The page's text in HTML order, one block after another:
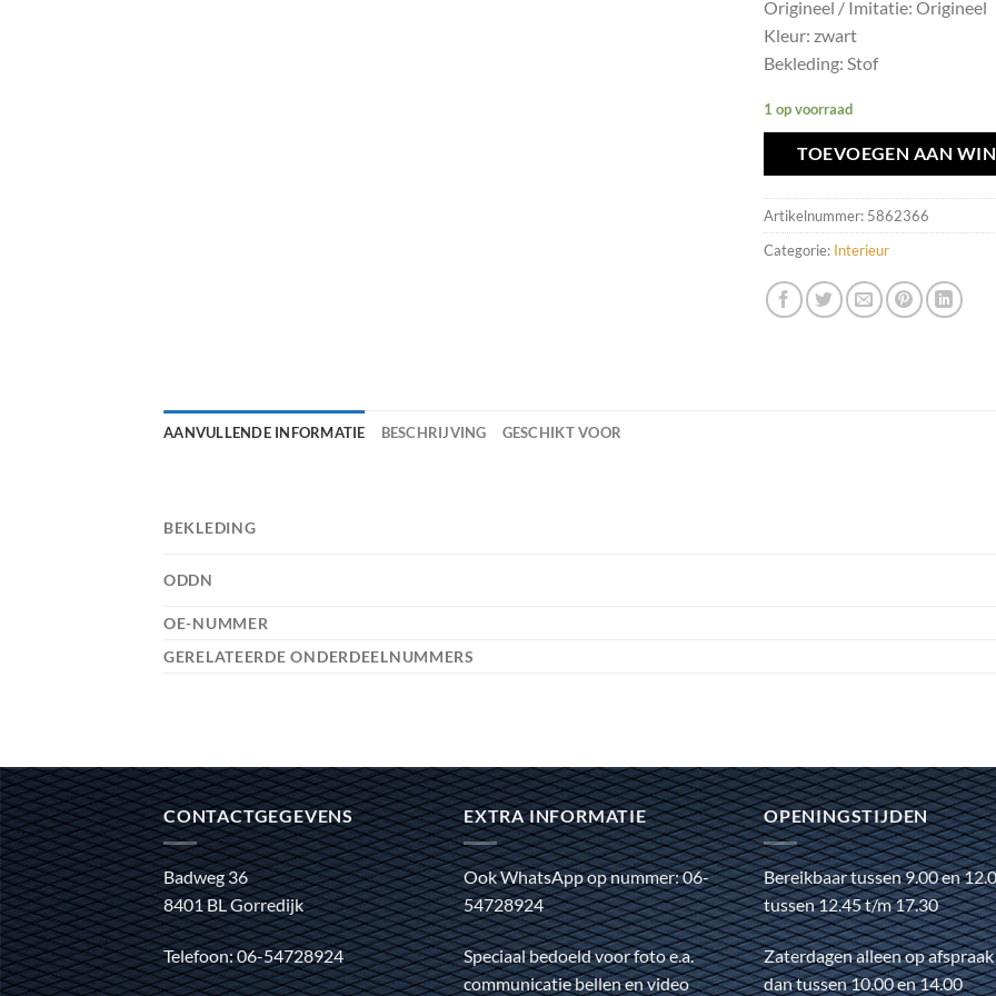
Origineel / Imitatie: Origineel
Kleur: zwart
Bekleding: Stof
1 op voorraad
TOEVOEGEN AAN
Artikelnummer: 5862366
Categorie: Interieur
AANVULLENDE INFORMATIE BESCHRIJVING GESCHIKT VOOR
BEKLEDING
ODDN
OE-NUMMER
GERELATEERDE ONDERDEELNUMMERS
CONTACTGEGEVENS
Badweg 36
8401 BL Gorredijk
Telefoon: 06-54728924
EXTRA INFORMATIE
Ook WhatsApp op nummer: 06-
54728924
Speciaal bedoeld voor foto e.a.
communicatie bellen en video
OPENINGSTIJDEN
Bereikbaar tussen 9.00 en
tussen 12.45 t/m 17.30
Zaterdagen alleen op
dan tussen 10.00 en 14.00